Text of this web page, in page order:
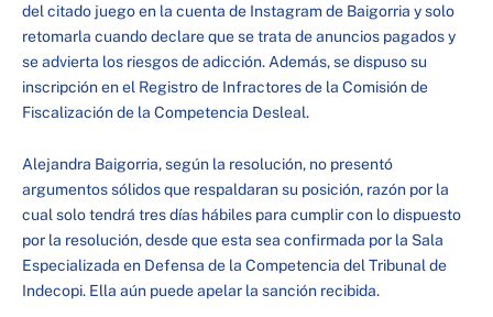
del citado juego en la cuenta de Instagram de Baigorria y solo
retomarla cuando declare que se trata de anuncios pagados y
se advierta los riesgos de adicción. Además, se dispuso su
inscripción en el Registro de Infractores de la Comisión de
Fiscalización de la Competencia Desleal.
Alejandra Baigorria, según la resolución, no presentó
argumentos sólidos que respaldaran su posición, razón por la
cual solo tendrá tres días hábiles para cumplir con lo dispuesto
por la resolución, desde que esta sea confirmada por la Sala
Especializada en Defensa de la Competencia del Tribunal de
Indecopi. Ella aún puede apelar la sanción recibida.